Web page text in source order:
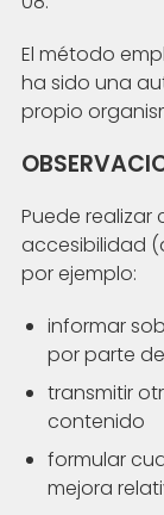
El método
ha sido una
propio
Puede realizar
accesibilidad
por ejemplo:
informar
por parte
transmitir
contenido
formular
mejora